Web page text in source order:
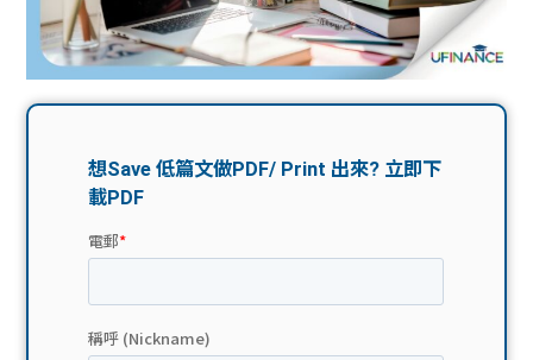
大學
生學
貸款
Gui
de
ge
校園
贊助